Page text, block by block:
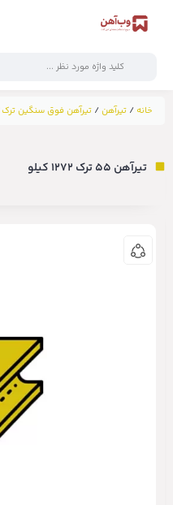
خانه / تیرآهن/ تیرآهن فوق سنگین ترک
تیرآهن ۵۵ ترک ۱۲۷۲ کیلو